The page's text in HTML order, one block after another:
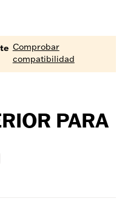
Comprobar
compatibilidad
PARA